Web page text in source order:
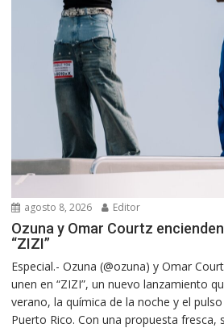
agosto 8, 2026 Editor
Ozuna y Omar Courtz
“ZIZI”
Especial.- Ozuna (@ozuna) y Omar
unen en “ZIZI”, un nuevo lanzamiento
verano, la química de la noche y el
Puerto Rico. Con una propuesta fresca,